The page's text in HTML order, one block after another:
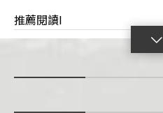
推薦閱讀I